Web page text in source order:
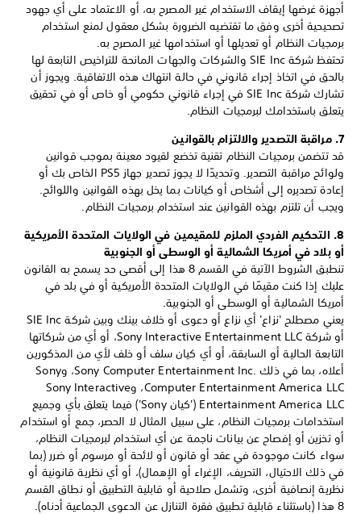
أجهزة غرضها إيقاف الاستخدام غير المصرح به، أو الاعتماد على أي جهود
تصحيحية أخرى وفق ما تقتضيه الضرورة بشكل معقول لمنع استخدام
برمجيات النظام أو تعديلها أو استخدامها غير المصرح به.
تحتفظ شركة SIE Inc والشركات والجهات المانحة للتراخيص التابعة لها
بالحق في اتخاذ إجراء قانوني في حالة انتهاك هذه الاتفاقية. ويجوز أن
تشارك شركة SIE Inc في إجراء قانوني حكومي أو خاص أو في تحقيق
يتعلق باستخدامك لبرمجيات النظام.
7. مراقبة التصدير والالتزام بالقوانين
قد تتضمن برمجيات النظام تقنية تخضع لقيود معينة بموجب قوانين
ولوائح مراقبة التصدير. وتحديدًا لا يجوز تصدير جهاز PS5 الخاص بك أو
إعادة تصديره إلى أشخاص أو كيانات بما يخل بهذه القوانين واللوائح.
ويجب أن تلتزم بهذه القوانين عند استخدام برمجيات النظام.
8. التحكيم الفردي الملزم للمقيمين في الولايات المتحدة الأمريكية
أو بلاد في أمريكا الشمالية أو الوسطى أو الجنوبية
تنطبق الشروط الآتية في القسم 8 هذا إلى أقصى حد يسمح به القانون
عليك إذا كنت مقيمًا في الولايات المتحدة الأمريكية أو في بلد في
أمريكا الشمالية أو الوسطى أو الجنوبية.
يعني مصطلح 'نزاع' أي نزاع أو دعوى أو خلاف بينك وبين شركة SIE Inc
أو شركة Sony Interactive Entertainment LLC، أو أي من شركاتها
التابعة الحالية أو السابقة، أو أي كيان سلف أو خلف لأي من المذكورين
أعلاه، بما في ذلك Sony Computer Entertainment Inc.‎، وSony
Computer Entertainment America LLC، وSony Interactive
Entertainment America LLC ('كيان Sony') فيما يتعلق بأي وجميع
استخدامات برمجيات النظام، على سبيل المثال لا الحصر، جمع أو استخدام
أو تخزين أو إفصاح عن بيانات ناجمة عن أي استخدام لبرمجيات النظام،
سواء كانت موجودة في عقد أو قانون أو لائحة أو مرسوم أو ضرر (بما
في ذلك الاحتيال، التحريف، الإغراء أو الإهمال)، أو أي نظرية قانونية أو
نظرية إنصافية أخرى، وتشمل صلاحية أو قابلية التطبيق أو نطاق القسم
8 هذا (باستثناء قابلية تطبيق فقرة التنازل عن الدعوى الجماعية أدناه).